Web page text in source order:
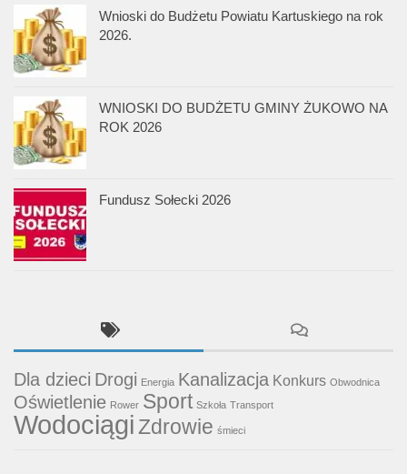
Wnioski do Budżetu Powiatu Kartuskiego na rok
2026.
WNIOSKI DO BUDŻETU GMINY ŻUKOWO NA
ROK 2026
Fundusz Sołecki 2026
Dla dzieci Drogi Energia Kanalizacja Konkurs Obwodnica
Oświetlenie Rower Sport Szkoła Transport
WodociągiZdrowie śmieci